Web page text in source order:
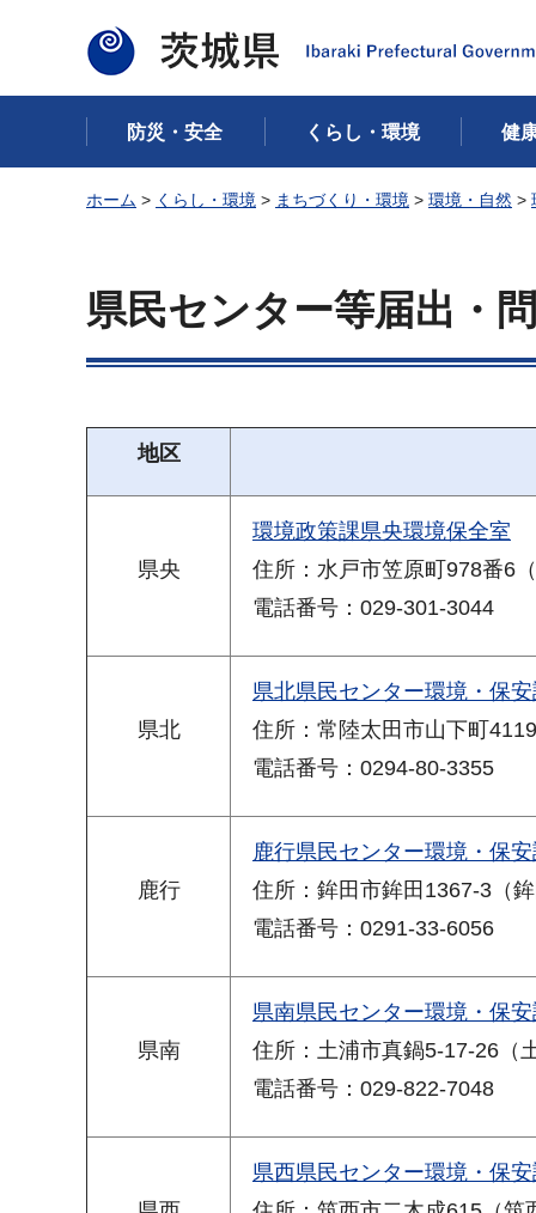
茨城県
防災・安全 くらし・環境 健
ホーム > くらし・環境 > まちづくり・環境 > 環境・自然 >
県民センター等届出・
地区
県央
環境政策課県央環境保全室
住所：水戸市笠原町978番6
電話番号：029-301-3044
県北
県北県民センター環境・保安
住所：常陸太田市山下町
電話番号：0294-80-3355
鹿行
鹿行県民センター環境・保安
住所：鉾田市鉾田1367-3（鉾
電話番号：0291-33-6056
県南
県南県民センター環境・保安
住所：土浦市真鍋5-17-26（
電話番号：029-822-7048
県西県民センター環境・保安